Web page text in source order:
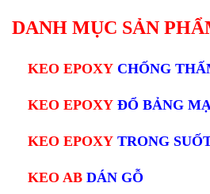
DANH MỤC SẢN
KEO EPOXY CHỐNG
KEO EPOXY ĐỔ BẢNG
KEO EPOXY TRONG
KEO AB DÁN GỖ